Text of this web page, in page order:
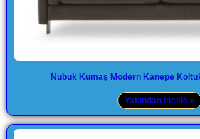
Nubuk Kumaş Modern Kanepe
Yakından İncele »